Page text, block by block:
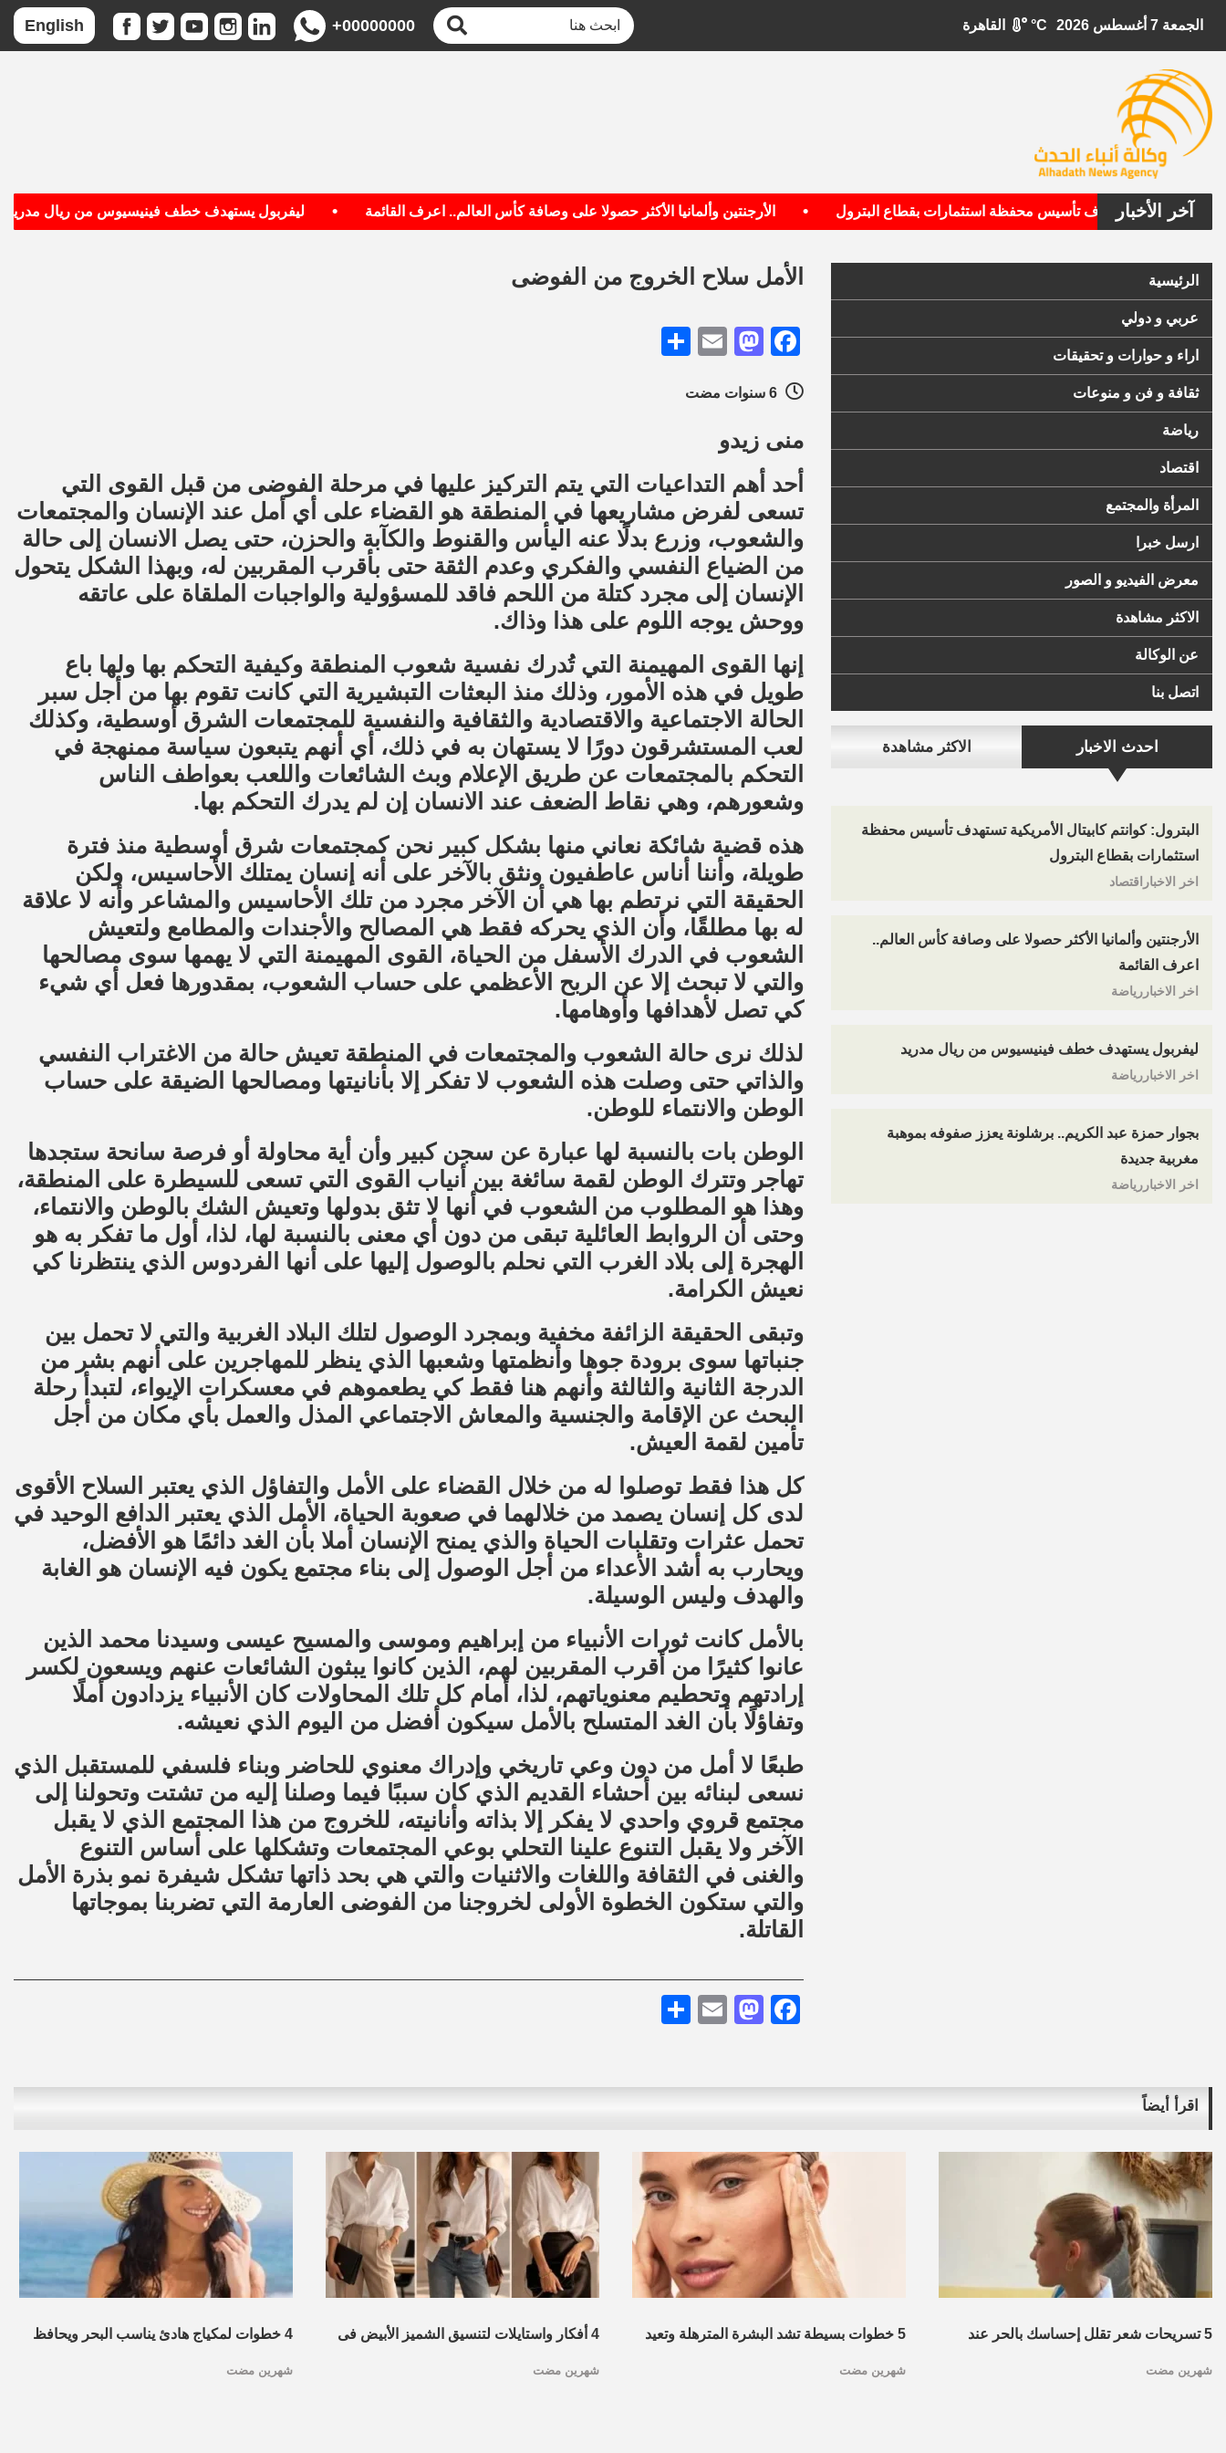
الجمعة 7 أغسطس 2026 °C
+00000000
English
آخر الأخبار
الأمريكية تستهدف تأسيس محفظة استثمارات بقطاع البترول • الأرجنتين وألمانيا الأكثر حصولا على وصافة كأس العالم.. اعرف القائمة • ليفربول يستهدف خطف فينيسيوس من ريال مدريد
الرئيسية
عربي و دولي
اراء و حوارات و تحقيقات
ثقافة و فن و منوعات
رياضة
اقتصاد
المرأة والمجتمع
ارسل خبرا
معرض الفيديو و الصور
الاكثر مشاهدة
عن الوكالة
اتصل بنا
احدث الاخبار الاكثر مشاهدة
البترول: كوانتم كابيتال الأمريكية تستهدف تأسيس محفظة
استثمارات بقطاع البترول
اخر الاخباراقتصاد
الأرجنتين وألمانيا الأكثر حصولا على وصافة كأس العالم..
اعرف القائمة
اخر الاخباررياضة
ليفربول يستهدف خطف فينيسيوس من ريال مدريد
اخر الاخباررياضة
بجوار حمزة عبد الكريم.. برشلونة يعزز صفوفه بموهبة
مغربية جديدة
اخر الاخباررياضة
الأمل سلاح الخروج من الفوضى
Facebook
Mastodon
Email
منى زيدو
أحد أهم التداعيات التي يتم التركيز عليها في مرحلة الفوضى من قبل القوى التي
تسعى لفرض مشاريعها في المنطقة هو القضاء على أي أمل عند الإنسان والمجتمعات
والشعوب، وزرع بدلًا عنه اليأس والقنوط والكآبة والحزن، حتى يصل الانسان إلى حالة
من الضياع النفسي والفكري وعدم الثقة حتى بأقرب المقربين له، وبهذا الشكل يتحول
الإنسان إلى مجرد كتلة من اللحم فاقد للمسؤولية والواجبات الملقاة على عاتقه
ووحش يوجه اللوم على هذا وذاك.
إنها القوى المهيمنة التي تُدرك نفسية شعوب المنطقة وكيفية التحكم بها ولها باع
طويل في هذه الأمور، وذلك منذ البعثات التبشيرية التي كانت تقوم بها من أجل سبر
الحالة الاجتماعية والاقتصادية والثقافية والنفسية للمجتمعات الشرق أوسطية، وكذلك
لعب المستشرقون دورًا لا يستهان به في ذلك، أي أنهم يتبعون سياسة ممنهجة في
التحكم بالمجتمعات عن طريق الإعلام وبث الشائعات واللعب بعواطف الناس
وشعورهم، وهي نقاط الضعف عند الانسان إن لم يدرك التحكم بها.
هذه قضية شائكة نعاني منها بشكل كبير نحن كمجتمعات شرق أوسطية منذ فترة
طويلة، وأننا أناس عاطفيون ونثق بالآخر على أنه إنسان يمتلك الأحاسيس، ولكن
الحقيقة التي نرتطم بها هي أن الآخر مجرد من تلك الأحاسيس والمشاعر وأنه لا علاقة
له بها مطلقًا، وأن الذي يحركه فقط هي المصالح والأجندات والمطامع ولتعيش
الشعوب في الدرك الأسفل من الحياة، القوى المهيمنة التي لا يهمها سوى مصالحها
والتي لا تبحث إلا عن الربح الأعظمي على حساب الشعوب، بمقدورها فعل أي شيء
كي تصل لأهدافها وأوهامها.
لذلك نرى حالة الشعوب والمجتمعات في المنطقة تعيش حالة من الاغتراب النفسي
والذاتي حتى وصلت هذه الشعوب لا تفكر إلا بأنانيتها ومصالحها الضيقة على حساب
الوطن والانتماء للوطن.
الوطن بات بالنسبة لها عبارة عن سجن كبير وأن أية محاولة أو فرصة سانحة ستجدها
تهاجر وتترك الوطن لقمة سائغة بين أنياب القوى التي تسعى للسيطرة على المنطقة،
وهذا هو المطلوب من الشعوب في أنها لا تثق بدولها وتعيش الشك بالوطن والانتماء،
وحتى أن الروابط العائلية تبقى من دون أي معنى بالنسبة لها، لذا، أول ما تفكر به هو
الهجرة إلى بلاد الغرب التي نحلم بالوصول إليها على أنها الفردوس الذي ينتظرنا كي
نعيش الكرامة.
وتبقى الحقيقة الزائفة مخفية وبمجرد الوصول لتلك البلاد الغربية والتي لا تحمل بين
جنباتها سوى برودة جوها وأنظمتها وشعبها الذي ينظر للمهاجرين على أنهم بشر من
الدرجة الثانية والثالثة وأنهم هنا فقط كي يطعموهم في معسكرات الإيواء، لتبدأ رحلة
البحث عن الإقامة والجنسية والمعاش الاجتماعي المذل والعمل بأي مكان من أجل
تأمين لقمة العيش.
كل هذا فقط توصلوا له من خلال القضاء على الأمل والتفاؤل الذي يعتبر السلاح الأقوى
لدى كل إنسان يصمد من خلالهما في صعوبة الحياة، الأمل الذي يعتبر الدافع الوحيد في
تحمل عثرات وتقلبات الحياة والذي يمنح الإنسان أملا بأن الغد دائمًا هو الأفضل،
ويحارب به أشد الأعداء من أجل الوصول إلى بناء مجتمع يكون فيه الإنسان هو الغابة
والهدف وليس الوسيلة.
بالأمل كانت ثورات الأنبياء من إبراهيم وموسى والمسيح عيسى وسيدنا محمد الذين
عانوا كثيرًا من أقرب المقربين لهم، الذين كانوا يبثون الشائعات عنهم ويسعون لكسر
إرادتهم وتحطيم معنوياتهم، لذا، أمام كل تلك المحاولات كان الأنبياء يزدادون أملًا
وتفاؤلًا بأن الغد المتسلح بالأمل سيكون أفضل من اليوم الذي نعيشه.
طبعًا لا أمل من دون وعي تاريخي وإدراك معنوي للحاضر وبناء فلسفي للمستقبل الذي
نسعى لبنائه بين أحشاء القديم الذي كان سببًا فيما وصلنا إليه من تشتت وتحولنا إلى
مجتمع قروي واحدي لا يفكر إلا بذاته وأنانيته، للخروج من هذا المجتمع الذي لا يقبل
الآخر ولا يقبل التنوع علينا التحلي بوعي المجتمعات وتشكلها على أساس التنوع
والغنى في الثقافة واللغات والاثنيات والتي هي بحد ذاتها تشكل شيفرة نمو بذرة الأمل
والتي ستكون الخطوة الأولى لخروجنا من الفوضى العارمة التي تضربنا بموجاتها
القاتلة.
Facebook
Mastodon
Email
اقرأ أيضاً
5 تسريحات شعر تقلل إحساسك بالحر عند
شهرين مضت
5 خطوات بسيطة تشد البشرة المترهلة وتعيد
شهرين مضت
4 أفكار واستايلات لتنسيق الشميز الأبيض فى
شهرين مضت
4 خطوات لمكياج هادئ يناسب البحر ويحافظ
شهرين مضت